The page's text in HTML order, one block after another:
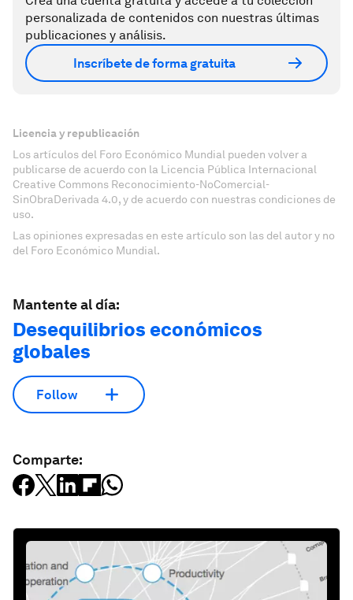
personalizada de contenidos con nuestras últimas
publicaciones y análisis.
Inscríbete de forma gratuita
Licencia y republicación
Los artículos del Foro Económico Mundial pueden volver a
publicarse de acuerdo con la Licencia Pública Internacional
Creative Commons Reconocimiento-NoComercial-
SinObraDerivada 4.0, y de acuerdo con nuestras condiciones de
uso.
Las opiniones expresadas en este artículo son las del autor y no
del Foro Económico Mundial.
Mantente al día:
Desequilibrios económicos
globales
Follow
Comparte: